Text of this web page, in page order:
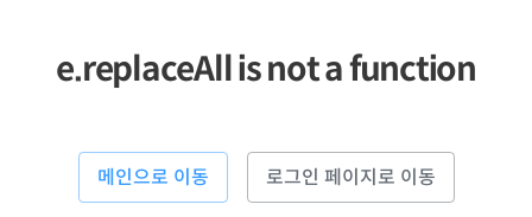
e.replaceAll is not a function
메인으로 이동 로그인 페이지로 이동